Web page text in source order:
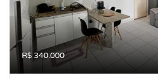
R$ 340.000